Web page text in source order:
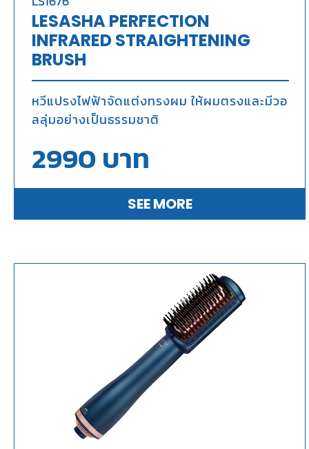
LESASHA PERFECTION
INFRARED STRAIGHTENING
BRUSH
หวีแปรงไฟฟ้าจัดแต่งทรงผม ให้ผมตรงและมีวอ
ลลุ่มอย่างเป็นธรรมชาติ
2990บาท
SEE MORE